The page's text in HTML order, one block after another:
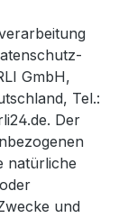
GmbH,
Tel.:
Der
natürliche
und